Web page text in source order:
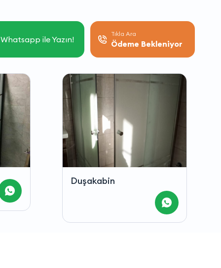
Whatsapp ile Yazın!
Tıkla Ara
Ödeme Bekleniyor